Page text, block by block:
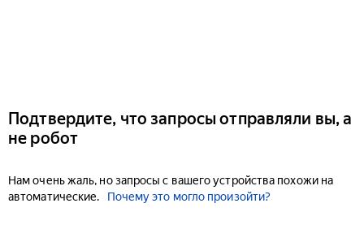
Подтвердите, что запросы отправляли вы, а
не робот
Нам очень жаль, но запросы с вашего устройства похожи на
автоматические.
Почему это могло произойти?